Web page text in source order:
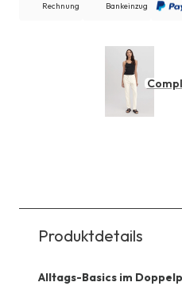
Rechnung Bankeinzug
Produktdetails
Alltags-Basics im